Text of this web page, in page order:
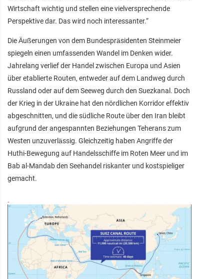
Wirtschaft wichtig und stellen eine vielversprechende
Perspektive dar. Das wird noch interessanter.“
Die Äußerungen von dem Bundespräsidenten Steinmeier
spiegeln einen umfassenden Wandel im Denken wider.
Jahrelang verlief der Handel zwischen Europa und Asien
über etablierte Routen, entweder auf dem Landweg durch
Russland oder auf dem Seeweg durch den Suezkanal. Doch
der Krieg in der Ukraine hat den nördlichen Korridor effektiv
abgeschnitten, und die südliche Route über den Iran bleibt
aufgrund der angespannten Beziehungen Teherans zum
Westen unzuverlässig. Gleichzeitig haben Angriffe der
Huthi-Bewegung auf Handelsschiffe im Roten Meer und im
Bab al-Mandab den Seehandel riskanter und kostspieliger
gemacht.